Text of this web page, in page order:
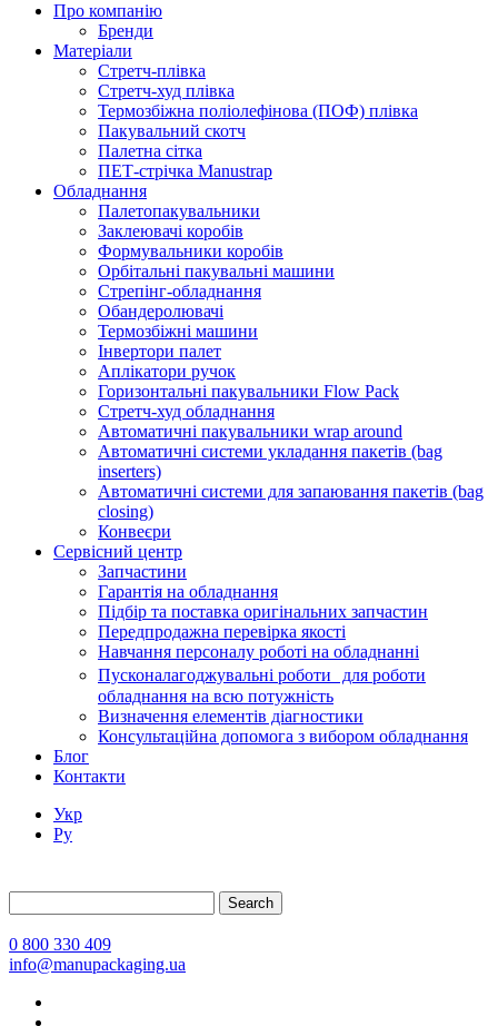
Про компанію
Бренди
Матеріали
Стретч-плівка
Стретч-худ плівка
Термозбіжна поліолефінова (ПОФ) плівка
Пакувальний скотч
Палетна сітка
ПЕТ-стрічка Manustrap
Обладнання
Палетопакувальники
Заклеювачі коробів
Формувальники коробів
Орбітальні пакувальні машини
Стрепінг-обладнання
Обандеролювачі
Термозбіжні машини
Інвертори палет
Аплікатори ручок
Горизонтальні пакувальники Flow Pack
Стретч-худ обладнання
Автоматичні пакувальники wrap around
Автоматичні системи укладання пакетів (bag
inserters)
Автоматичні системи для запаювання пакетів (bag
closing)
Конвеєри
Сервісний центр
Запчастини
Гарантія на обладнання
Підбір та поставка оригінальних запчастин
Передпродажна перевірка якості
Навчання персоналу роботі на обладнанні
Пусконалагоджувальні роботи для роботи
обладнання на всю потужність
Визначення елементів діагностики
Консультаційна допомога з вибором обладнання
Блог
Контакти
Укр
Ру
Search
0 800 330 409
info@manupackaging.ua